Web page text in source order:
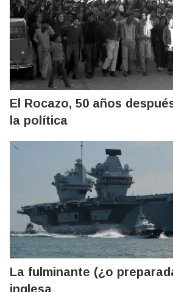
El Rocazo, 50 años
la política
La fulminante (¿o
inglesa